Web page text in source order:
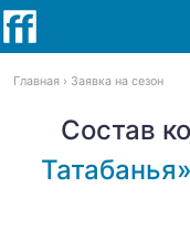
Главная Заявка на сезон
Состав